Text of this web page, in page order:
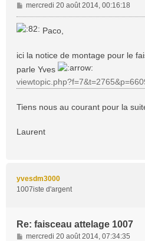
M
e
s
g
e
mercredi 20 août 2014, 00:16:18
Paco,
ici la notice de montage pour le
parle Yves
Tiens nous au courant pour la
Laurent
yvesdm3000
1007iste d'argent
Re: faisceau attelage 1007
M
mercredi 20 août 2014, 07:34:35